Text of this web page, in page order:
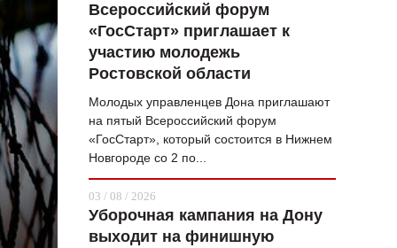
ВОПРОС НЕДЕЛИ
ТАМ И ТУТ
СТИЛЬ ЖИЗНИ
КУЛЬТ ЕДЫ
Всероссийский форум
«ГосСтарт» приглашает к
участию молодежь
Ростовской области
Молодых управленцев Дона приглашают
на пятый Всероссийский форум
«ГосСтарт», который состоится в Нижнем
Новгороде со 2 по...
03 / 08 / 2026
Уборочная кампания на Дону
выходит на финишную